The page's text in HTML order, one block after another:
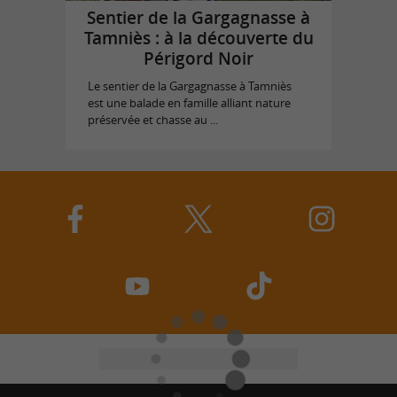
Sentier de la Gargagnasse à
Tamniès : à la découverte du
Périgord Noir
Le sentier de la Gargagnasse à Tamniès
est une balade en famille alliant nature
préservée et chasse au ...